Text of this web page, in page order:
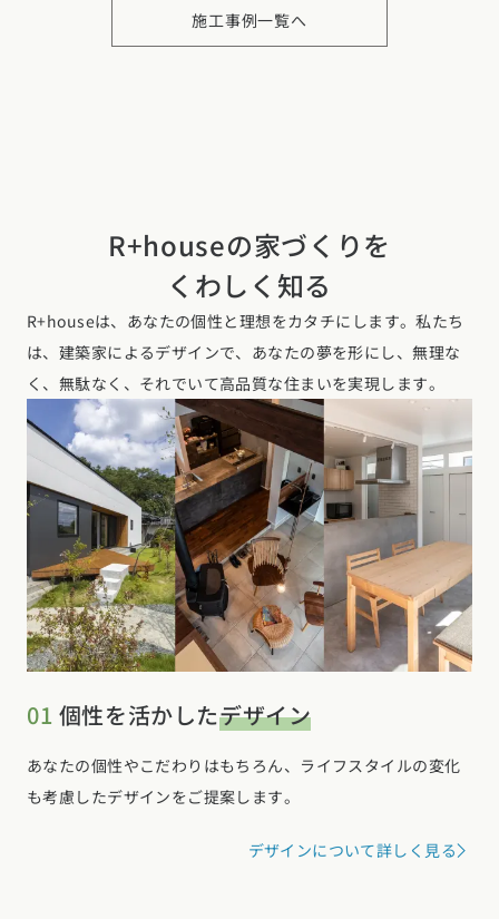
R+houseは、あなたの個性と理想をカタチにします。私たち
は、建築家によるデザインで、あなたの夢を形にし、無理な
く、無駄なく、それでいて高品質な住まいを実現します。
01個性を活かしたデザイン
も考慮したデザインをご提案します。
デザインについて詳しく見る